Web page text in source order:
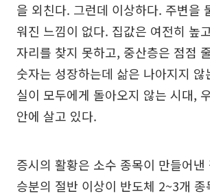
을 외친다. 그런데 이상하다. 주변을
워진 느낌이 없다. 집값은 여전히 높
자리를 찾지 못하고, 중산층은 점점
숫자는 성장하는데 삶은 나아지지 않
실이 모두에게 돌아오지 않는 시대,
안에 살고 있다.
증시의 활황은 소수 종목이 만들어
승분의 절반 이상이 반도체 2~3개 종